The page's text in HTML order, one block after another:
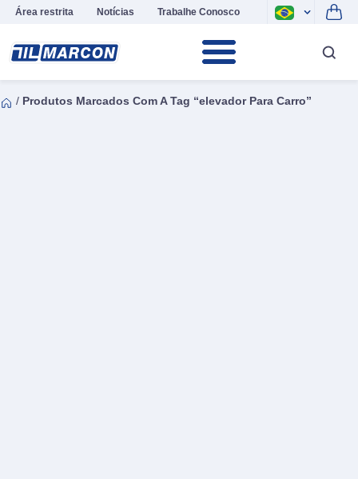
Área restrita Notícias Trabalhe Conosco
/ Produtos Marcados Com A Tag “elevador Para Carro”